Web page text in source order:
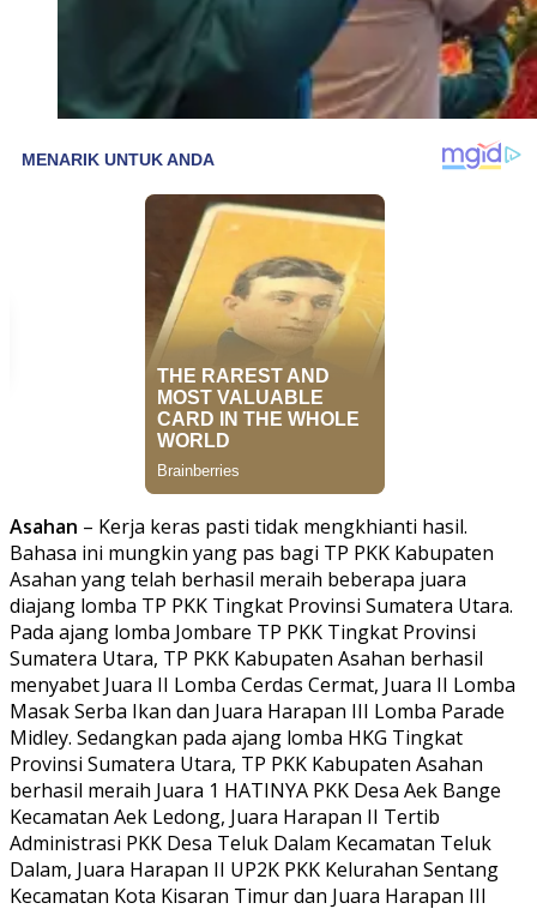
Asahan – Kerja keras pasti tidak mengkhianti hasil.
Bahasa ini mungkin yang pas bagi TP PKK Kabupaten
Asahan yang telah berhasil meraih beberapa juara
diajang lomba TP PKK Tingkat Provinsi Sumatera Utara.
Pada ajang lomba Jombare TP PKK Tingkat Provinsi
Sumatera Utara, TP PKK Kabupaten Asahan berhasil
menyabet Juara II Lomba Cerdas Cermat, Juara II Lomba
Masak Serba Ikan dan Juara Harapan III Lomba Parade
Midley. Sedangkan pada ajang lomba HKG Tingkat
Provinsi Sumatera Utara, TP PKK Kabupaten Asahan
berhasil meraih Juara 1 HATINYA PKK Desa Aek Bange
Kecamatan Aek Ledong, Juara Harapan II Tertib
Administrasi PKK Desa Teluk Dalam Kecamatan Teluk
Dalam, Juara Harapan II UP2K PKK Kelurahan Sentang
Kecamatan Kota Kisaran Timur dan Juara Harapan III